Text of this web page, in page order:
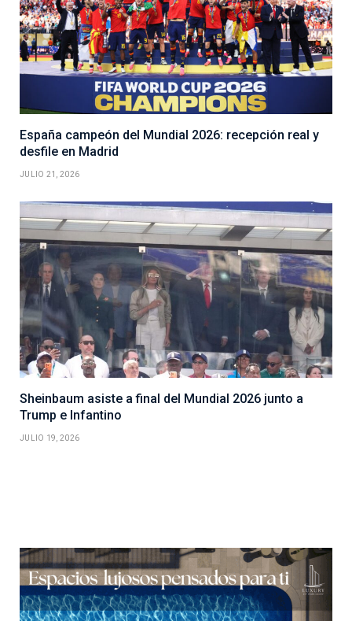
España campeón del Mundial 2026: recepción real y
desfile en Madrid
JULIO 21, 2026
Sheinbaum asiste a final del Mundial 2026 junto a
Trump e Infantino
JULIO 19, 2026